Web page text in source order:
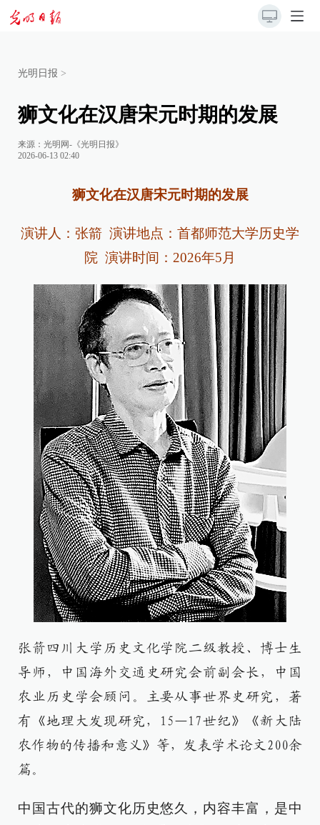
光明日报 >
狮文化在汉唐宋元时期的发展
来源： 光明网-《光明日报》
2026-06-13 02:40
狮文化在汉唐宋元时期的发展
演讲人：张箭 演讲地点：首都师范大学历史学
院 演讲时间：2026年5月
张箭四川大学历史文化学院二级教授、博士生
导师，中国海外交通史研究会前副会长，中国
农业历史学会顾问。主要从事世界史研究，著
有《地理大发现研究，15—17世纪》《新大陆
农作物的传播和意义》等，发表学术论文200余
篇。
中国古代的狮文化历史悠久，内容丰富，是中